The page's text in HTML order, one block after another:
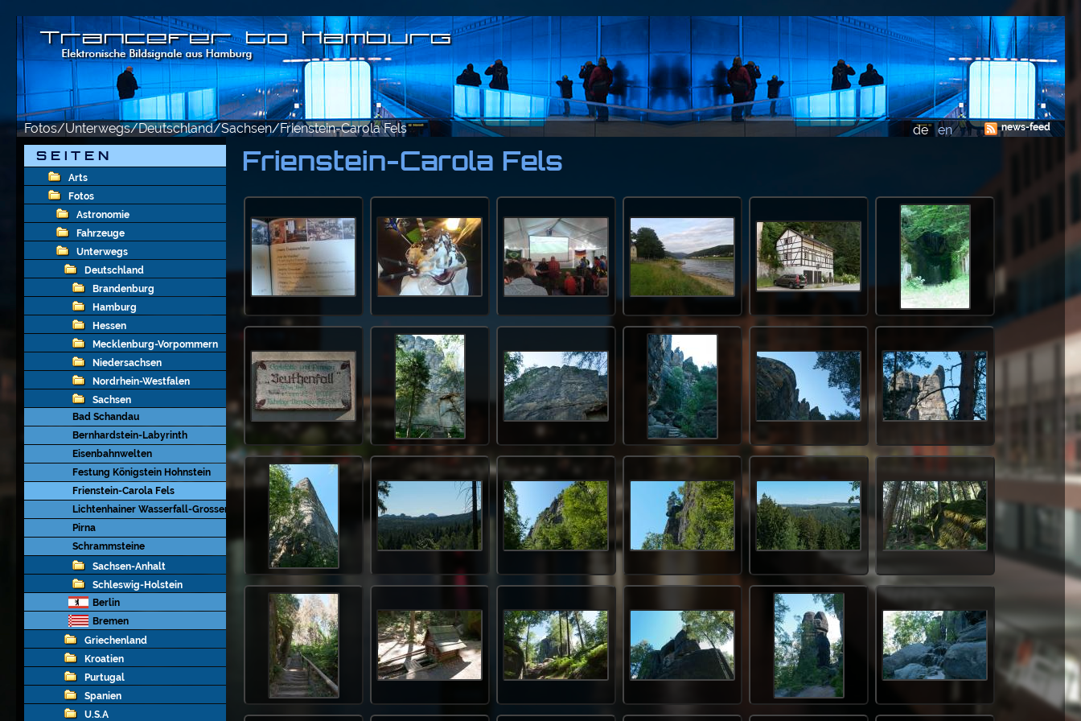
Fotos/Unterwegs/Deutschland/Sachsen/Frienstein-Carola Fels de en news-feed
S E I T E N
Arts
Fotos
Astronomie
Fahrzeuge
Unterwegs
Deutschland
Brandenburg
Hamburg
Hessen
Mecklenburg-Vorpommern
Niedersachsen
Nordrhein-Westfalen
Sachsen
Bad Schandau
Bernhardstein-Labyrinth
Eisenbahnwelten
Festung Königstein Hohnstein
Frienstein-Carola Fels
Lichtenhainer Wasserfall-Grosser Winterberg-Schmilka
Pirna
Schrammsteine
Sachsen-Anhalt
Schleswig-Holstein
Berlin
Bremen
Griechenland
Kroatien
Purtugal
Spanien
U.S.A
Frienstein-Carola Fels